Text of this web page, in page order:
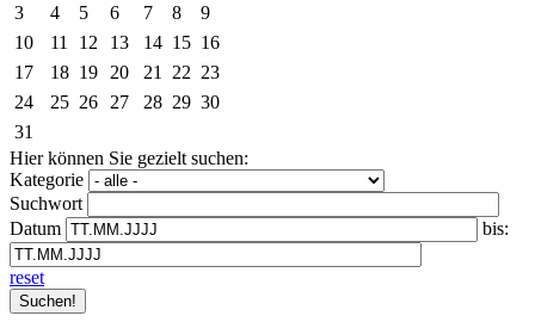
3
4 5 6 7 8
9
10
11 12 13 14 15 16
17
18 19 20 21 22 23
24
25 26 27 28 29 30
31
Hier können Sie gezielt suchen:
Kategorie
Suchwort
Datum
bis:
reset